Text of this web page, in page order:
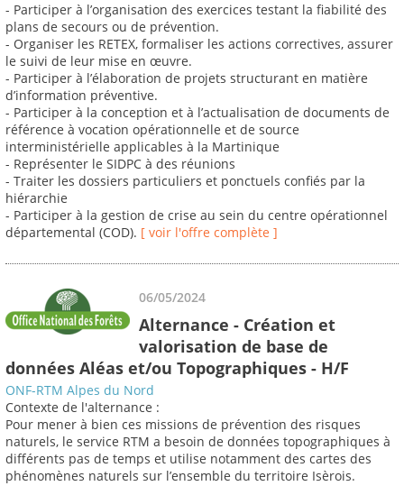
- Participer à l’organisation des exercices testant la fiabilité des
plans de secours ou de prévention.
- Organiser les RETEX, formaliser les actions correctives, assurer
le suivi de leur mise en œuvre.
- Participer à l’élaboration de projets structurant en matière
d’information préventive.
- Participer à la conception et à l’actualisation de documents de
référence à vocation opérationnelle et de source
interministérielle applicables à la Martinique
- Représenter le SIDPC à des réunions
- Traiter les dossiers particuliers et ponctuels confiés par la
hiérarchie
- Participer à la gestion de crise au sein du centre opérationnel
départemental (COD). [ voir l'offre complète ]
06/05/2024
Alternance - Création et
valorisation de base de
données Aléas et/ou Topographiques - H/F
ONF-RTM Alpes du Nord
Contexte de l'alternance :
Pour mener à bien ces missions de prévention des risques
naturels, le service RTM a besoin de données topographiques à
différents pas de temps et utilise notamment des cartes des
phénomènes naturels sur l’ensemble du territoire Isèrois.